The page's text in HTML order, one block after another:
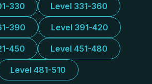
330 Level 331-360
390 Level 391-420
450 Level 451-480
Level 481-510